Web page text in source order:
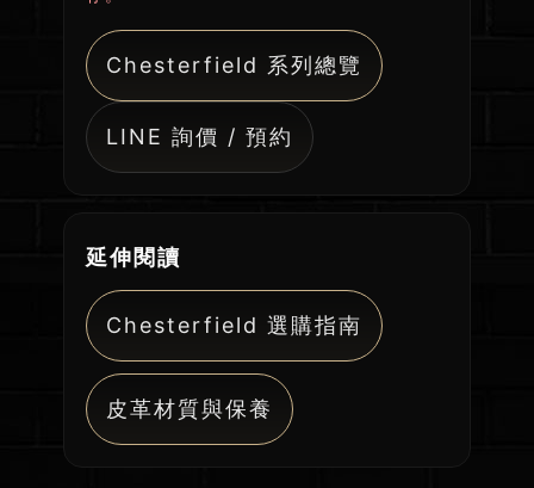
Chesterfield 系列總覽
LINE 詢價 / 預約
延伸閱讀
Chesterfield 選購指南
皮革材質與保養